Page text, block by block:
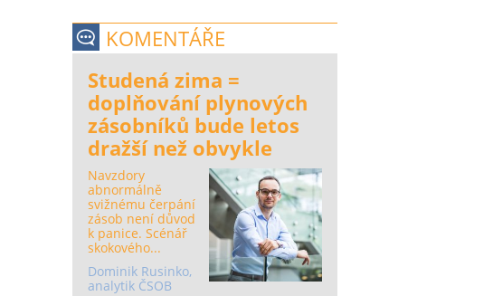
KOMENTÁŘE
Studená zima =
doplňování plynových
zásobníků bude letos
dražší než obvykle
Navzdory
abnormálně
svižnému čerpání
zásob není důvod
k panice. Scénář
skokového...
Dominik Rusinko,
analytik ČSOB